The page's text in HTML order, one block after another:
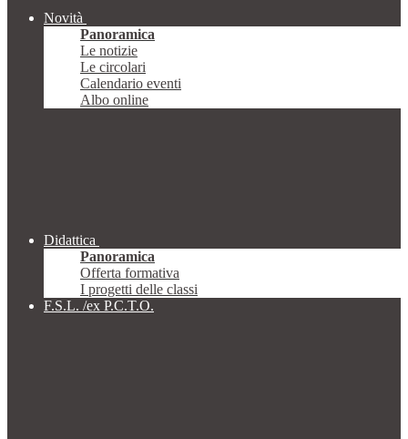
Novità
Panoramica
Le notizie
Le circolari
Calendario eventi
Albo online
Didattica
Panoramica
Offerta formativa
I progetti delle classi
F.S.L. /ex P.C.T.O.